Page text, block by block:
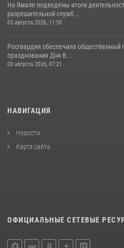
На Ямале подведены итоги
разрешительной служб...
05 августа 2026, 11:50
Росгвардия обеспечила общественный
празднования Дня В...
03 августа 2026, 07:21
НАВИГАЦИЯ
Новости
Карта сайта
ОФИЦИАЛЬНЫЕ СЕТЕВЫЕ